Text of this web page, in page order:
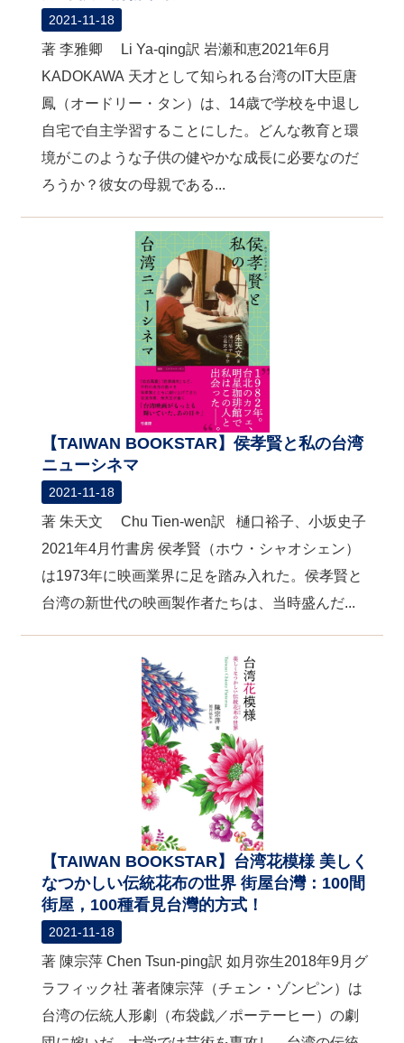
2021-11-18
著 李雅卿 Li Ya-qing訳 岩瀬和恵2021年6月
KADOKAWA 天才として知られる台湾のIT大臣唐
鳳（オードリー・タン）は、14歳で学校を中退し
自宅で自主学習することにした。どんな教育と環
境がこのような子供の健やかな成長に必要なのだ
ろうか？彼女の母親である...
【TAIWAN BOOKSTAR】侯孝賢と私の台湾
ニューシネマ
2021-11-18
著 朱天文 Chu Tien-wen訳 樋口裕子、小坂史子
2021年4月竹書房 侯孝賢（ホウ・シャオシェン）
は1973年に映画業界に足を踏み入れた。侯孝賢と
台湾の新世代の映画製作者たちは、当時盛んだ...
【TAIWAN BOOKSTAR】台湾花模様 美しく
なつかしい伝統花布の世界 街屋台灣：100間
街屋，100種看見台灣的方式！
2021-11-18
著 陳宗萍 Chen Tsun-ping訳 如月弥生2018年9月グ
ラフィック社 著者陳宗萍（チェン・ゾンピン）は
台湾の伝統人形劇（布袋戯／ポーテーヒー）の劇